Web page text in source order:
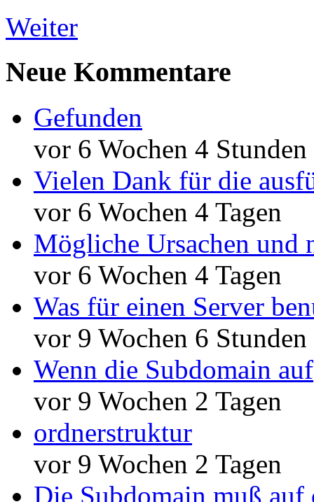
Weiter
Neue Kommentare
Gefunden
vor 6 Wochen 4 Stunden
Vielen Dank für die
vor 6 Wochen 4 Tagen
Mögliche Ursachen und
vor 6 Wochen 4 Tagen
Was für einen Server
vor 9 Wochen 6 Stunden
Wenn die Subdomain auf
vor 9 Wochen 2 Tagen
ordnerstruktur
vor 9 Wochen 2 Tagen
Die Subdomain muß auf